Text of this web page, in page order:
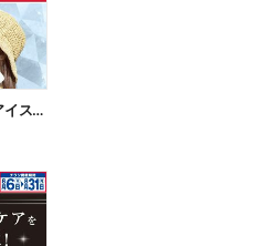
魔法瓶構造で持ち運ぶ氷のう アイスパックシリーズ